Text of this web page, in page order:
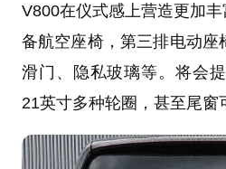
V800在仪式感上营造更加
备航空座椅，第三排电动座
滑门、隐私玻璃等。将会
21英寸多种轮圈，甚至尾窗